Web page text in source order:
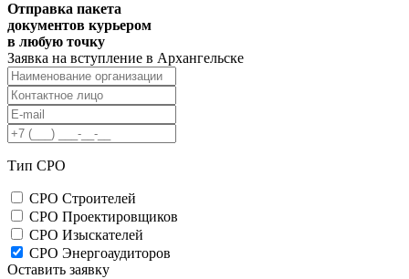
Отправка пакета
документов курьером
в любую точку ⁠
Заявка на вступление в Архангельске
Тип СРО
СРО Строителей
СРО Проектировщиков
СРО Изыскателей
СРО Энергоаудиторов
Оставить заявку